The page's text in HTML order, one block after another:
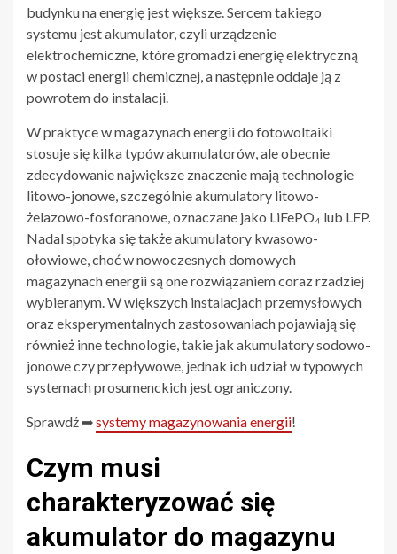
budynku na energię jest większe. Sercem takiego
systemu jest akumulator, czyli urządzenie
elektrochemiczne, które gromadzi energię elektryczną
w postaci energii chemicznej, a następnie oddaje ją z
powrotem do instalacji.
W praktyce w magazynach energii do fotowoltaiki
stosuje się kilka typów akumulatorów, ale obecnie
zdecydowanie największe znaczenie mają technologie
litowo-jonowe, szczególnie akumulatory litowo-
żelazowo-fosforanowe, oznaczane jako LiFePO₄ lub LFP.
Nadal spotyka się także akumulatory kwasowo-
ołowiowe, choć w nowoczesnych domowych
magazynach energii są one rozwiązaniem coraz rzadziej
wybieranym. W większych instalacjach przemysłowych
oraz eksperymentalnych zastosowaniach pojawiają się
również inne technologie, takie jak akumulatory sodowo-
jonowe czy przepływowe, jednak ich udział w typowych
systemach prosumenckich jest ograniczony.
Sprawdź ➡systemy magazynowania energii!
Czym musi
charakteryzować się
akumulator do magazynu